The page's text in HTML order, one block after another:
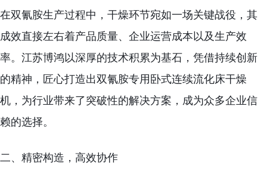
在双氰胺生产过程中，干燥环节宛如一场关键战役，其
成效直接左右着产品质量、企业运营成本以及生产效
率。江苏博鸿以深厚的技术积累为基石，凭借持续创新
的精神，匠心打造出双氰胺专用卧式连续流化床干燥
机，为行业带来了突破性的解决方案，成为众多企业信
赖的选择。
二、精密构造，高效协作